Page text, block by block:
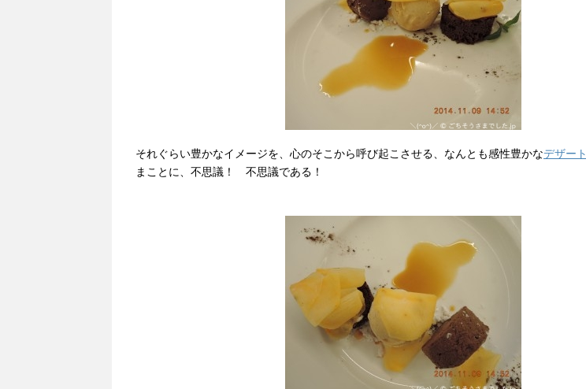
それぐらい豊かなイメージを、心のそこから呼び起こさせる、なんとも感性豊かなデザート
まことに、不思議！ 不思議である！